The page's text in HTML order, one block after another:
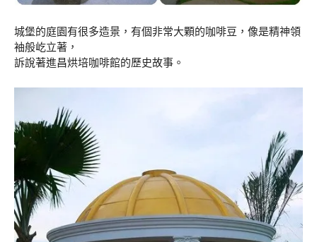
城堡的庭園有很多造景，有個非常大顆的咖啡豆，像是精神領
袖般屹立著，
訴說著進昌烘培咖啡館的歷史故事。